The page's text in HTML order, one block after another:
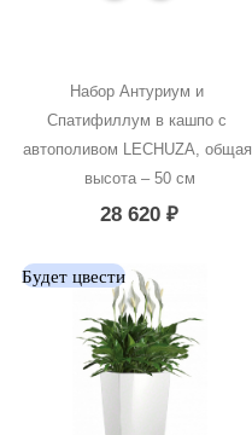
Набор Антуриум и
Спатифиллум в кашпо с
автополивом LECHUZA, общая
высота – 50 см
28 620₽
Будет цвести